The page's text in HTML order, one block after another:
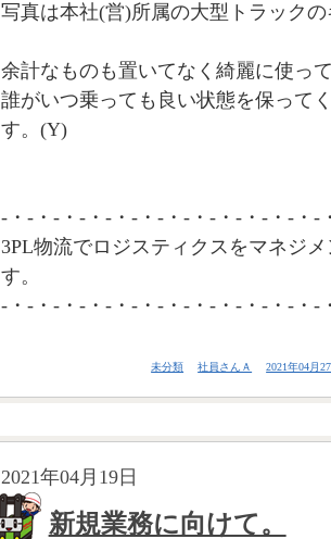
写真は本社(営)所属の大型トラック
余計なものも置いてなく綺麗に使っ
誰がいつ乗っても良い状態を保って
す。(Y)
-・-・-・-・-・-・-・-・-・-・-・-・-
3PL物流でロジスティクスをマネジ
す。
-・-・-・-・-・-・-・-・-・-・-・-・-
未分類 社員さんＡ 2021年04月
2021年04月19日
新規業務に向けて。